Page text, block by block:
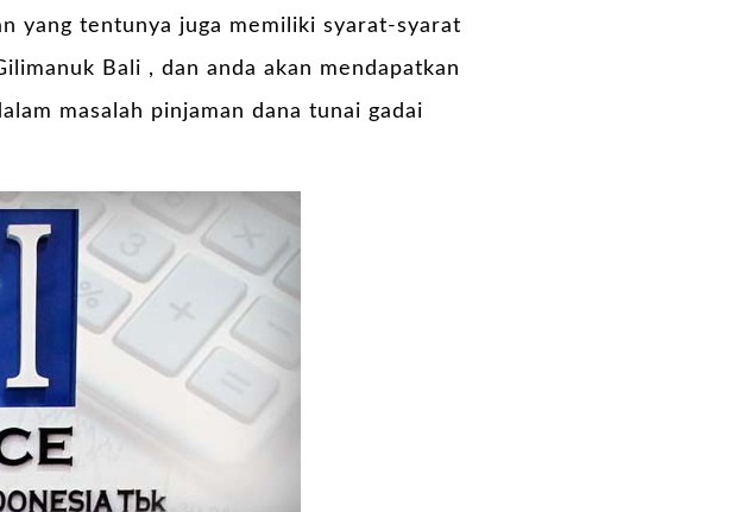
yang tentunya juga memiliki syarat-syarat
Bali , dan anda akan mendapatkan
masalah pinjaman dana tunai gadai